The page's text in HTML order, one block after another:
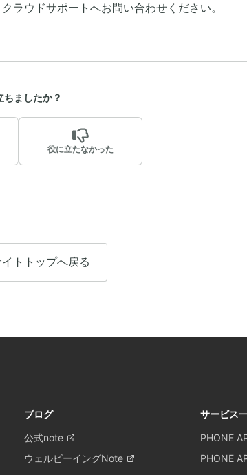
ラウドサポートへお問い合わせください。
ちましたか？
役に立たなかった
トトップへ戻る
ブログ
公式note
ウェルビーイングNote
サービス
PHONE
PHONE